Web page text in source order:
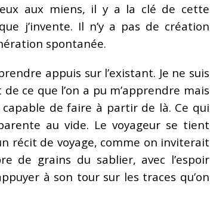
aux miens, il y a la clé de cette
j’invente. Il n’y a pas de création
spontanée.
appuis sur l’existant. Je ne suis
ce que l’on a pu m’apprendre mais
de faire à partir de là. Ce qui
au vide. Le voyageur se tient
récit de voyage, comme on inviterait
de grains du sablier, avec l’espoir
à son tour sur les traces qu’on